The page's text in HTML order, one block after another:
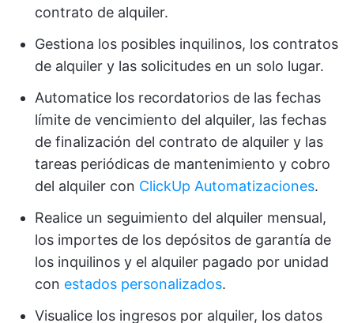
contrato de alquiler.
Gestiona los posibles inquilinos, los contratos
de alquiler y las solicitudes en un solo lugar.
Automatice los recordatorios de las fechas
límite de vencimiento del alquiler, las fechas
de finalización del contrato de alquiler y las
tareas periódicas de mantenimiento y cobro
del alquiler con ClickUp Automatizaciones.
Realice un seguimiento del alquiler mensual,
los importes de los depósitos de garantía de
los inquilinos y el alquiler pagado por unidad
con estados personalizados.
Visualice los ingresos por alquiler, los datos